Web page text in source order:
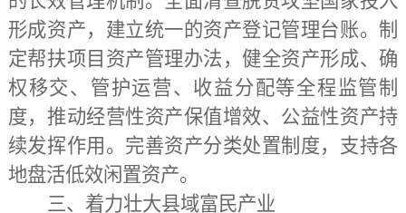
形成资产，建立统一的资产登记管理台账。制
定帮扶项目资产管理办法，健全资产形成、确
权移交、管护运营、收益分配等全程监管制
度，推动经营性资产保值增效、公益性资产持
续发挥作用。完善资产分类处置制度，支持各
地盘活低效闲置资产。
三、着力壮大县域富民产业